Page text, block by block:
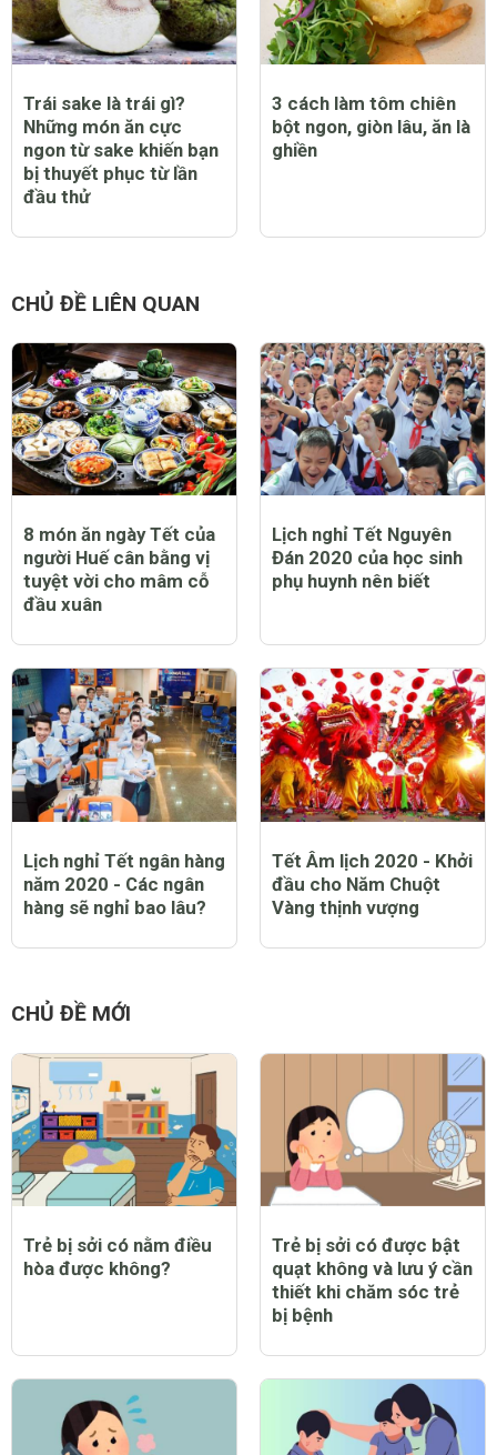
Trái sake là trái gì?
Những món ăn cực
ngon từ sake khiến bạn
bị thuyết phục từ lần
đầu thử
3 cách làm tôm chiên
bột ngon, giòn lâu, ăn là
ghiền
CHỦ ĐỀ LIÊN QUAN
8 món ăn ngày Tết của
người Huế cân bằng vị
tuyệt vời cho mâm cỗ
đầu xuân
Lịch nghỉ Tết Nguyên
Đán 2020 của học sinh
phụ huynh nên biết
Lịch nghỉ Tết ngân hàng
năm 2020 - Các ngân
hàng sẽ nghỉ bao lâu?
Tết Âm lịch 2020 - Khởi
đầu cho Năm Chuột
Vàng thịnh vượng
CHỦ ĐỀ MỚI
Trẻ bị sởi có nằm điều
hòa được không?
Trẻ bị sởi có được bật
quạt không và lưu ý cần
thiết khi chăm sóc trẻ
bị bệnh